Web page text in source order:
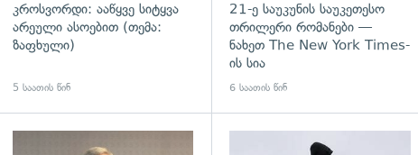
კროსვორდი: ააწყვე სიტყვა
არეული ასოებით (თემა:
ზაფხული)
5 საათის წინ
21-ე საუკუნის საუკეთესო
თრილერი რომანები —
ნახეთ The New York Times-
ის სია
6 საათის წინ